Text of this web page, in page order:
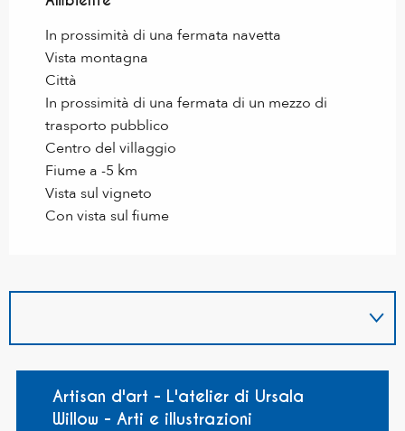
In prossimità di una fermata navetta
Vista montagna
Città
In prossimità di una fermata di un mezzo di
trasporto pubblico
Centro del villaggio
Fiume a -5 km
Vista sul vigneto
Con vista sul fiume
Artisan d'art - L'atelier di Ursala
Willow - Arti e illustrazioni